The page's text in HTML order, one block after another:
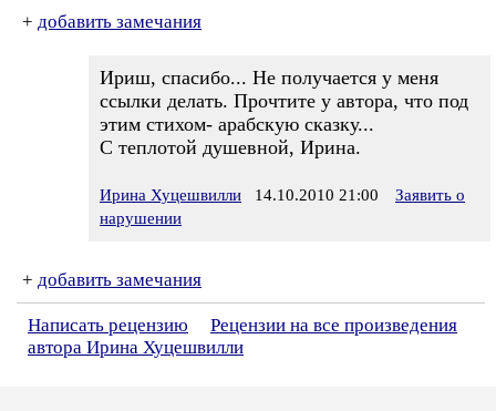
+ добавить замечания
Ириш, спасибо... Не получается у меня
ссылки делать. Прочтите у автора, что под
этим стихом- арабскую сказку...
С теплотой душевной, Ирина.
Ирина Хуцешвилли 14.10.2010 21:00
Заявить о
нарушении
+ добавить замечания
Написать рецензию
Рецензии на все произведения
автора Ирина Хуцешвилли